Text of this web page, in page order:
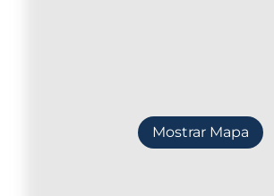
Mostrar Mapa